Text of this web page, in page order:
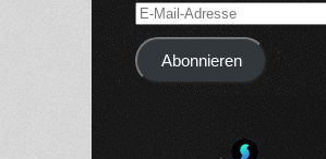
E-
Mail-
AdresseAbonnieren